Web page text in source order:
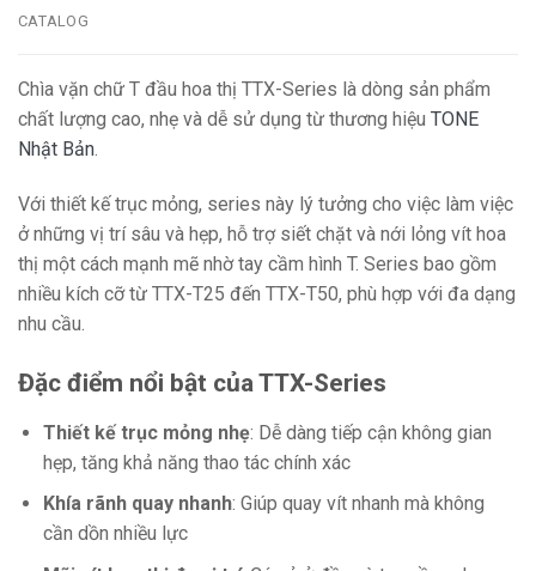
CATALOG
Chìa vặn chữ T đầu hoa thị TTX-Series là dòng sản phẩm
chất lượng cao, nhẹ và dễ sử dụng từ thương hiệu TONE
Nhật Bản.
Với thiết kế trục mỏng, series này lý tưởng cho việc làm việc
ở những vị trí sâu và hẹp, hỗ trợ siết chặt và nới lỏng vít hoa
thị một cách mạnh mẽ nhờ tay cầm hình T. Series bao gồm
nhiều kích cỡ từ TTX-T25 đến TTX-T50, phù hợp với đa dạng
nhu cầu.
Đặc điểm nổi bật của TTX-Series
Thiết kế trục mỏng nhẹ: Dễ dàng tiếp cận không gian
hẹp, tăng khả năng thao tác chính xác
Khía rãnh quay nhanh: Giúp quay vít nhanh mà không
cần dồn nhiều lực